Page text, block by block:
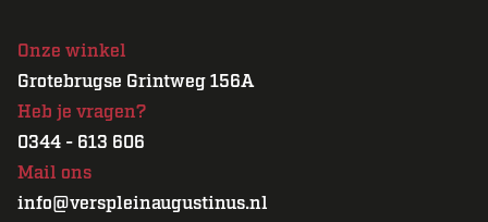
Onze winkel
Grotebrugse Grintweg 156A
Heb je vragen?
0344 - 613 606
Mail ons
info@verspleinaugustinus.nl